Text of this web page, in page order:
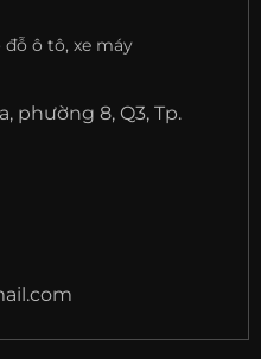
ô tô, xe máy
phường 8, Q3, Tp.